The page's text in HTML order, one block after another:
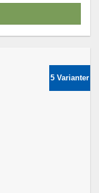
5 Varianter